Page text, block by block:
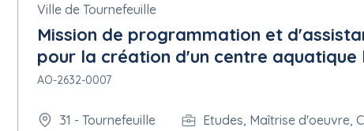
Ville de Tournefeuille
Mission de programmation et
pour la création d'un centre
AO-2632-0007
31 - Tournefeuille Etudes, Maîtrise d'oeuvre,